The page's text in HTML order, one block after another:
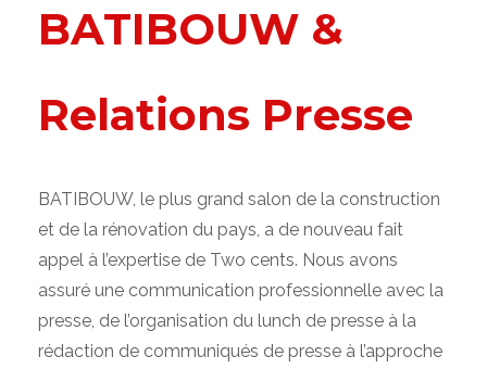
BATIBOUW &
Relations Presse
BATIBOUW, le plus grand salon de la construction
et de la rénovation du pays, a de nouveau fait
appel à l’expertise de Two cents. Nous avons
assuré une communication professionnelle avec la
presse, de l’organisation du lunch de presse à la
rédaction de communiqués de presse à l’approche